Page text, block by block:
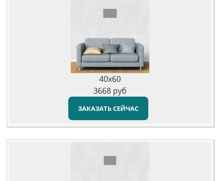
40x60
3668 руб
ЗАКАЗАТЬ СЕЙЧАС